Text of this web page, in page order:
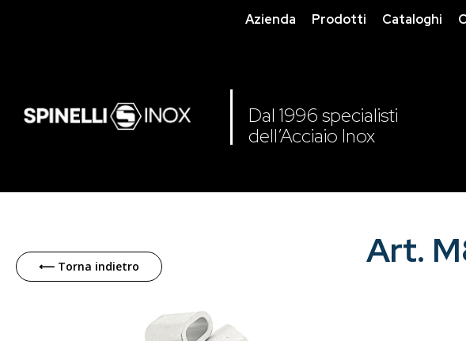
Azienda Prodotti Cataloghi
Dal 1996 specialisti
dell’Acciaio Inox
to
the
⟵ Torna indietro Art.